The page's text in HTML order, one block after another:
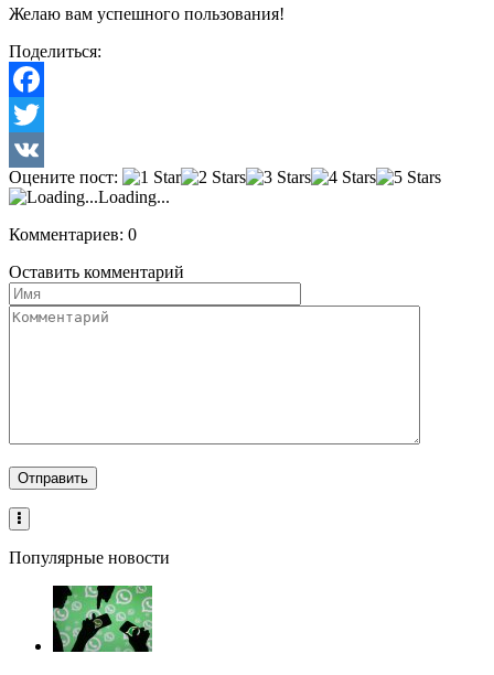
Желаю вам успешного пользования!
Поделиться:
Facebook
Twitter
VK
Оцените пост:
Loading...
Комментариев: 0
Оставить комментарий
Популярные новости